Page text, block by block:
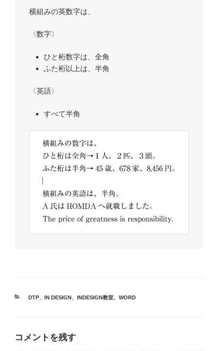
横組みの英数字は、
〈数字〉
ひと桁数字は、全角
ふた桁以上は、半角
〈英語〉
すべて半角
カ
DTP、 IN DESIGN、 INDESIGN教室、 WORD
コメントを残す